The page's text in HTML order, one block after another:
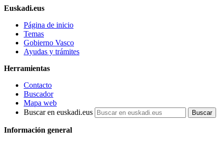
Euskadi.eus
Página de inicio
Temas
Gobierno Vasco
Ayudas y trámites
Herramientas
Contacto
Buscador
Mapa web
Buscar en euskadi.eus
Información general